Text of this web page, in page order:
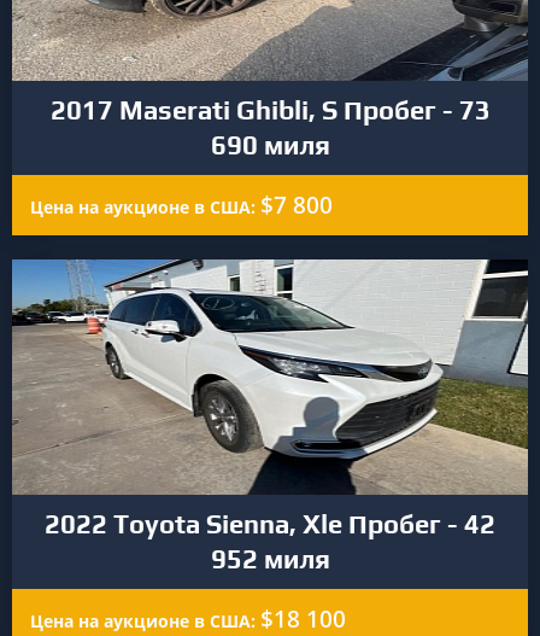
2017 Maserati Ghibli, S Пробег - 73
690 миля
Цена на аукционе в США: $7 800
2022 Toyota Sienna, Xle Пробег - 42
952 миля
Цена на аукционе в США: $18 100